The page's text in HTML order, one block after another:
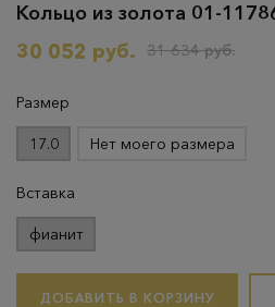
Кольцо из золота 01-
30 052 руб.
31 634 руб.
Размер
17.0 Нет моего размера
Вставка
фианит
ДОБАВИТЬ В КОРЗИНУ